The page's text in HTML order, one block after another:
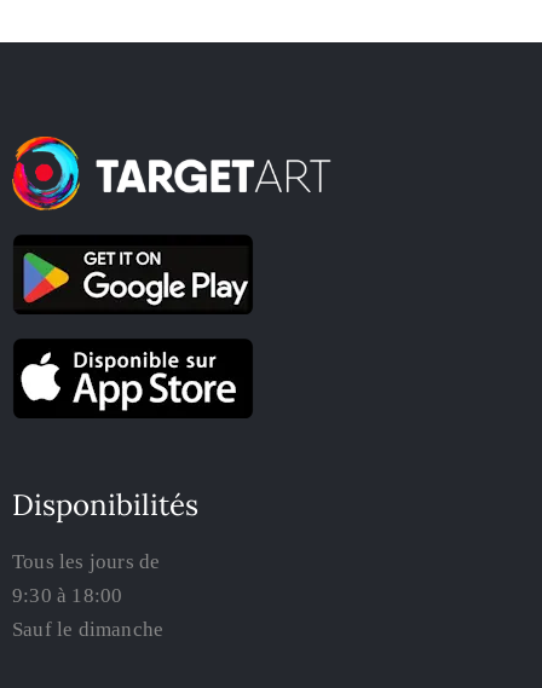
Disponibilités
Tous les jours de
9:30 à 18:00
Sauf le dimanche